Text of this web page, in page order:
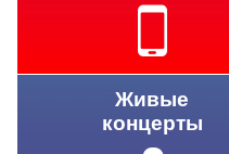
Живые
концерты